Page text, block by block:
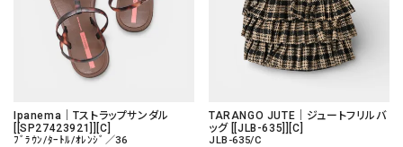
Ipanema｜Tストラップサンダル
[[SP27423921]][C]
ﾌﾞﾗｳﾝ/ﾀｰﾄﾙ/ｵﾚﾝｼﾞ／36
TARANGO JUTE｜ジュートフリルバ
ッグ [[JLB-635]][C]
JLB-635/C